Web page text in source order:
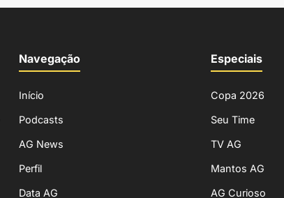
Navegação
Início
Podcasts
AG News
Perfil
Data AG
Especiais
Copa 2026
Seu Time
TV AG
Mantos AG
AG Curioso